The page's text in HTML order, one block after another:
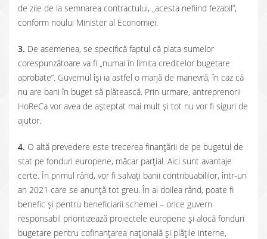
de zile de la semnarea contractului, „acesta nefiind fezabil”,
conform noului Minister al Economiei.
3. De asemenea, se specifică faptul că plata sumelor
corespunzătoare va fi „numai în limita creditelor bugetare
aprobate”. Guvernul își ia astfel o marjă de manevră, în caz că
nu are bani în buget să plătească. Prin urmare, antreprenorii
HoReCa vor avea de așteptat mai mult și tot nu vor fi siguri de
ajutor.
4. O altă prevedere este trecerea finanțării de pe bugetul de
stat pe fonduri europene, măcar parțial. Aici sunt avantaje
certe. În primul rând, vor fi salvați banii contribuabililor, într-un
an 2021 care se anunță tot greu. În al doilea rând, poate fi
benefic și pentru beneficiarii schemei – orice guvern
responsabil prioritizează proiectele europene și alocă fonduri
bugetare pentru cofinanțarea națională și plățile interne,